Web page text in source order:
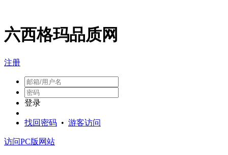
六西格玛品质网
注册
登录
找回密码 • 游客访问
访问PC版网站